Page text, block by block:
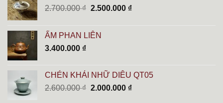
2.700.000₫ Giá
2.700.000 ₫.
2.500.000 ₫Giá
ẤM PHAN LIÊN
3.400.000 ₫
CHÉN KHẢI NHỮ DIÊU QT05
2.600.000₫ Giá
2.000.000 ₫Giá